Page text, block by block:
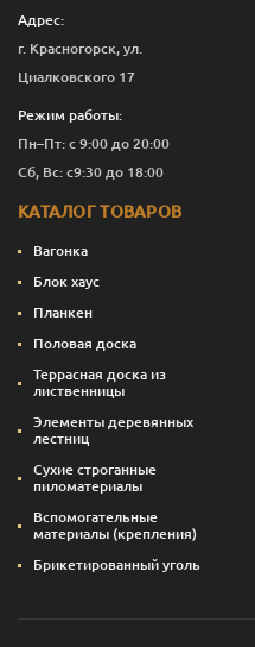
Адрес:
г. Красногорск, ул.
Циалковского 17
Режим работы:
Пн–Пт: с 9:00 до 20:00
Сб, Вс: с9:30 до 18:00
КАТАЛОГ ТОВАРОВ
Вагонка
Блок хаус
Планкен
Половая доска
Террасная доска из
лиственницы
Элементы деревянных
лестниц
Сухие строганные
пиломатериалы
Вспомогательные
материалы (крепления)
Брикетированный уголь